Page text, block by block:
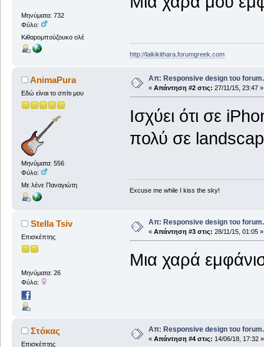
Μηνύματα: 732
Φύλο:
Κιθαρομπούζουκο ολέ
http://laikikithara.forumgreek.com
AnimaPura
Εδώ είναι το σπίτι μου
Μηνύματα: 556
Φύλο:
Με λένε Παναγιώτη
Απ: Responsive design του
« Απάντηση #2 στις: 27/11/15, 23:47 »
Ισχύει ότι σε
πολύ σε
Excuse me while I kiss the sky!
Stella Tsiv
Επισκέπτης
Μηνύματα: 26
Φύλο:
Απ: Responsive design του
« Απάντηση #3 στις: 28/11/15, 01:05 »
Μια χαρά
Στόκας
Επισκέπτης
Απ: Responsive design του
« Απάντηση #4 στις: 14/06/18, 17:32 »